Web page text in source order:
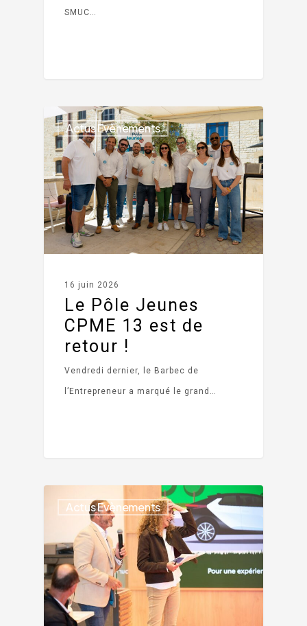
SMUC…
Actus Evènements
16 juin 2026
Le Pôle Jeunes
CPME 13 est de
retour !
Vendredi dernier, le Barbec de
l’Entrepreneur a marqué le grand…
Actus Evènements